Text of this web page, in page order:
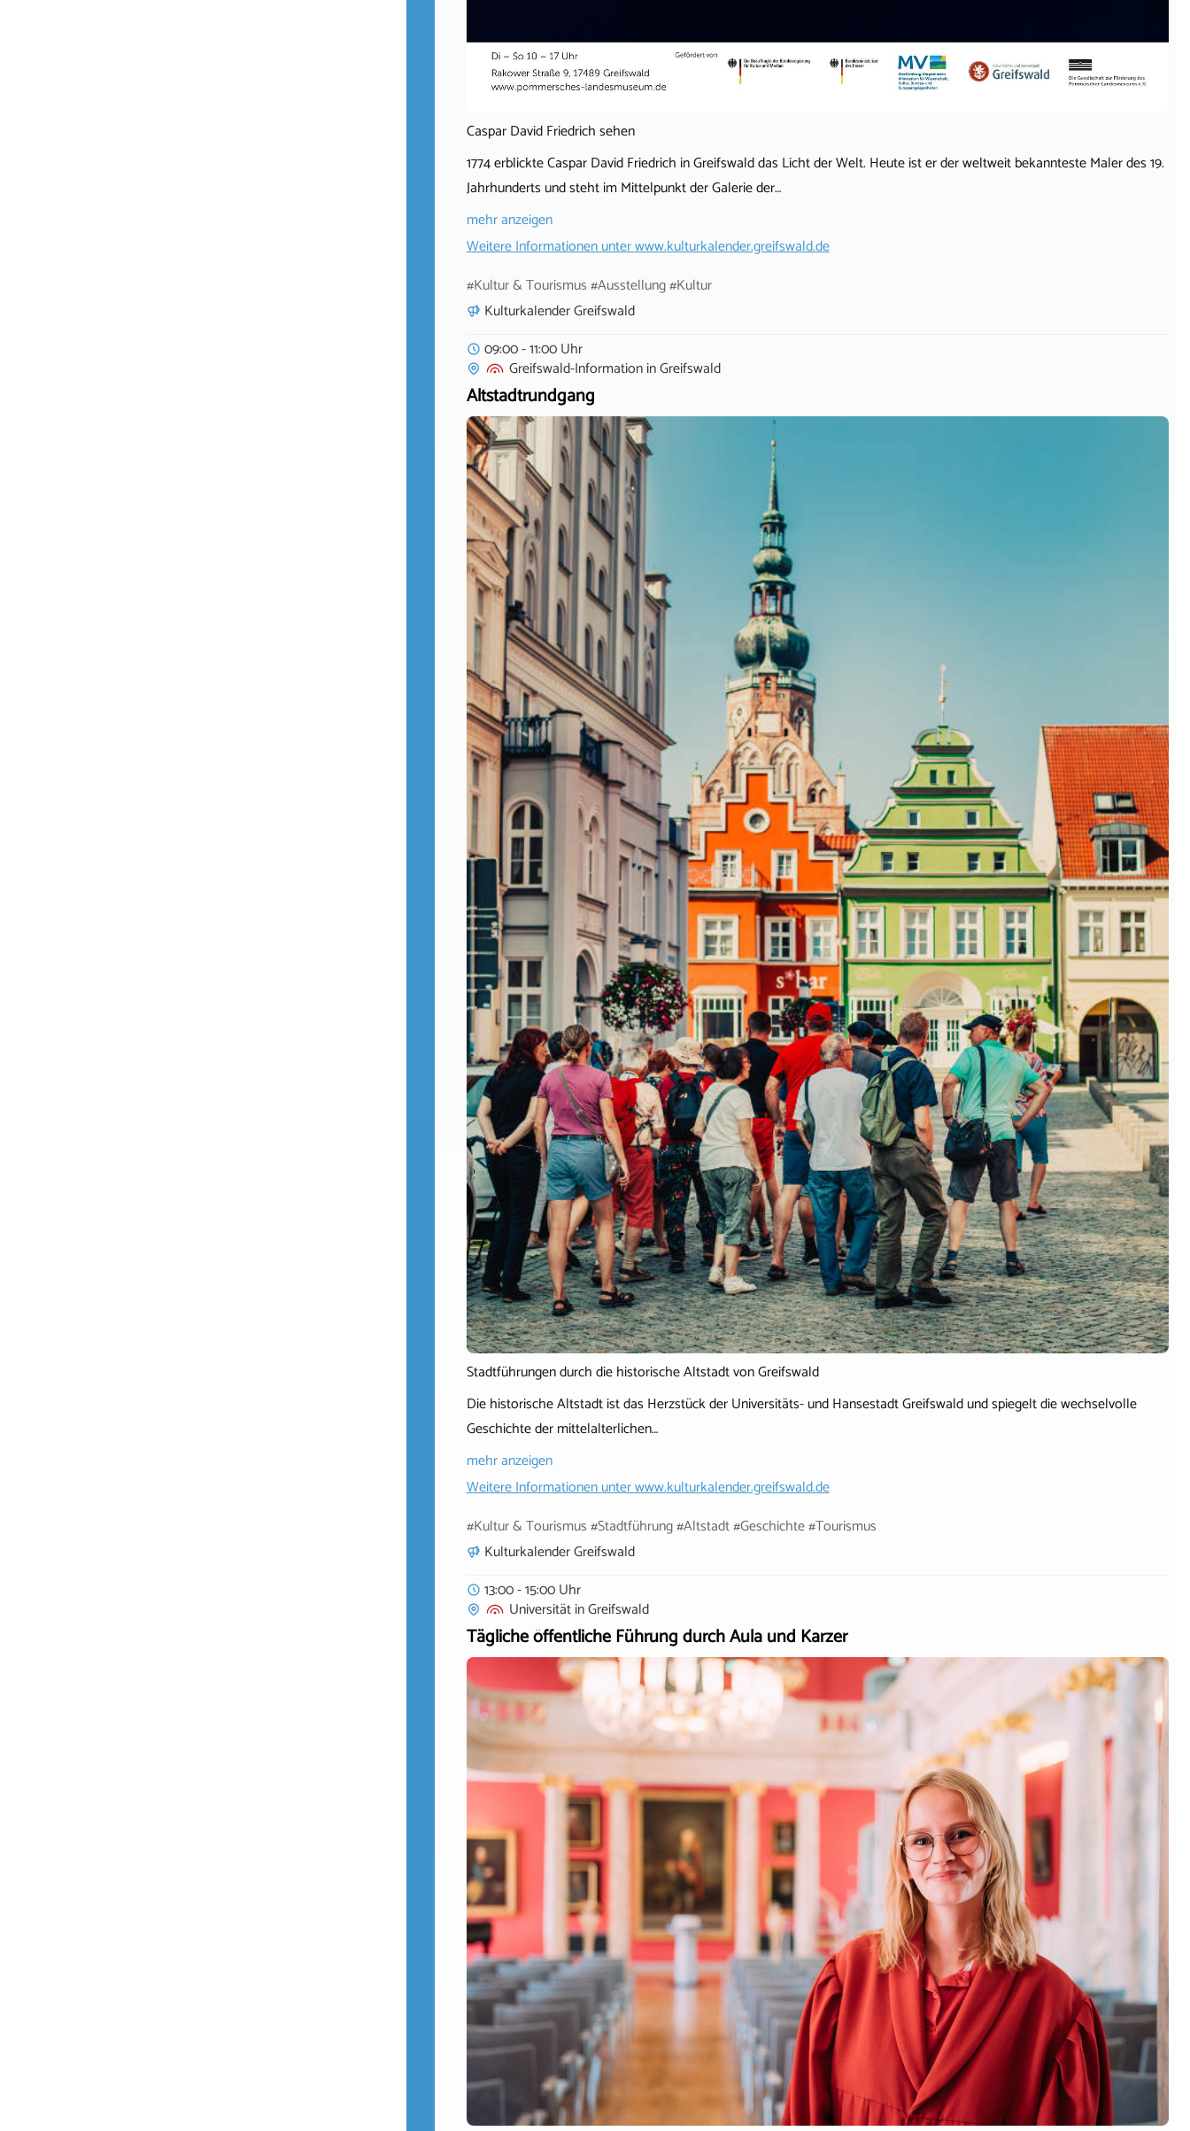
Caspar David Friedrich sehen
1774 erblickte Caspar David Friedrich in Greifswald das Licht der Welt. Heute ist er der weltweit bekannteste Maler des 19.
Jahrhunderts und steht im Mittelpunkt der Galerie der…
mehr anzeigen
Weitere Informationen unterwww.kulturkalender.greifswald.de
#Kultur & Tourismus #Ausstellung #Kultur
Kulturkalender Greifswald
09:00 - 11:00 Uhr
Greifswald-InformationinGreifswald
Altstadtrundgang
Stadtführungen durch die historische Altstadt von Greifswald
Die historische Altstadt ist das Herzstück der Universitäts- und Hansestadt Greifswald und spiegelt die wechselvolle
Geschichte der mittelalterlichen…
mehr anzeigen
Weitere Informationen unterwww.kulturkalender.greifswald.de
#Kultur & Tourismus #Stadtführung #Altstadt #Geschichte #Tourismus
Kulturkalender Greifswald
13:00 - 15:00 Uhr
UniversitätinGreifswald
Tägliche öffentliche Führung durch Aula und Karzer